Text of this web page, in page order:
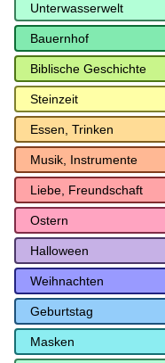
Unterwasserwelt
Bauernhof
Biblische Geschichte
Steinzeit
Essen, Trinken
Musik, Instrumente
Liebe, Freundschaft
Ostern
Halloween
Weihnachten
Geburtstag
Masken